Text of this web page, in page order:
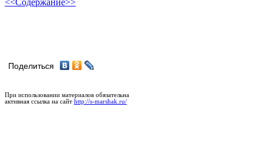
Поделиться
При использовании материалов обязательна
активная ссылка на сайт http://s-marshak.ru/